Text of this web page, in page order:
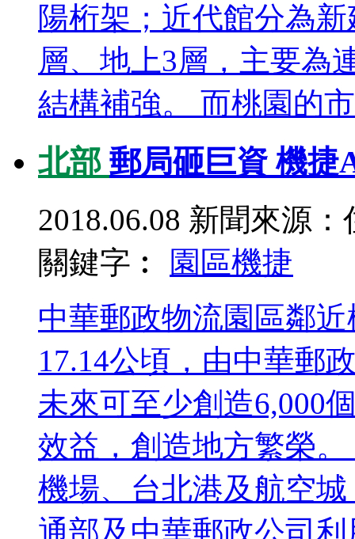
陽桁架；近代館分為
層、地上3層，主要為
結構補強。 而桃園的
北部 郵局砸巨資 機捷
2018.06.08 新聞來源：
關鍵字︰
園區機捷
中華郵政物流園區鄰
17.14公頃，由中華郵
未來可至少創造6,000
效益，創造地方繁榮
機場、台北港及航空
通部及中華郵政公司